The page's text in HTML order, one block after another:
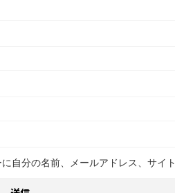
自分の名前、メールアドレス、サイト